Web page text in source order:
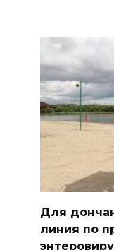
Для
линия по